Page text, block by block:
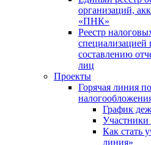
организаций,
«ПНК»
Реестр
специализацией
составлению
лиц
Проекты
Горячая линия
График
Участники
Как стать
линия»